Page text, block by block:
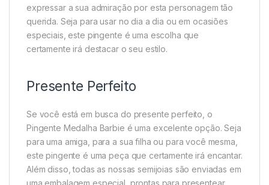
expressar a sua admiração por esta personagem tão
querida. Seja para usar no dia a dia ou em ocasiões
especiais, este pingente é uma escolha que
certamente irá destacar o seu estilo.
Presente Perfeito
Se você está em busca do presente perfeito, o
Pingente Medalha Barbie é uma excelente opção. Seja
para uma amiga, para a sua filha ou para você mesma,
este pingente é uma peça que certamente irá encantar.
Além disso, todas as nossas semijoias são enviadas em